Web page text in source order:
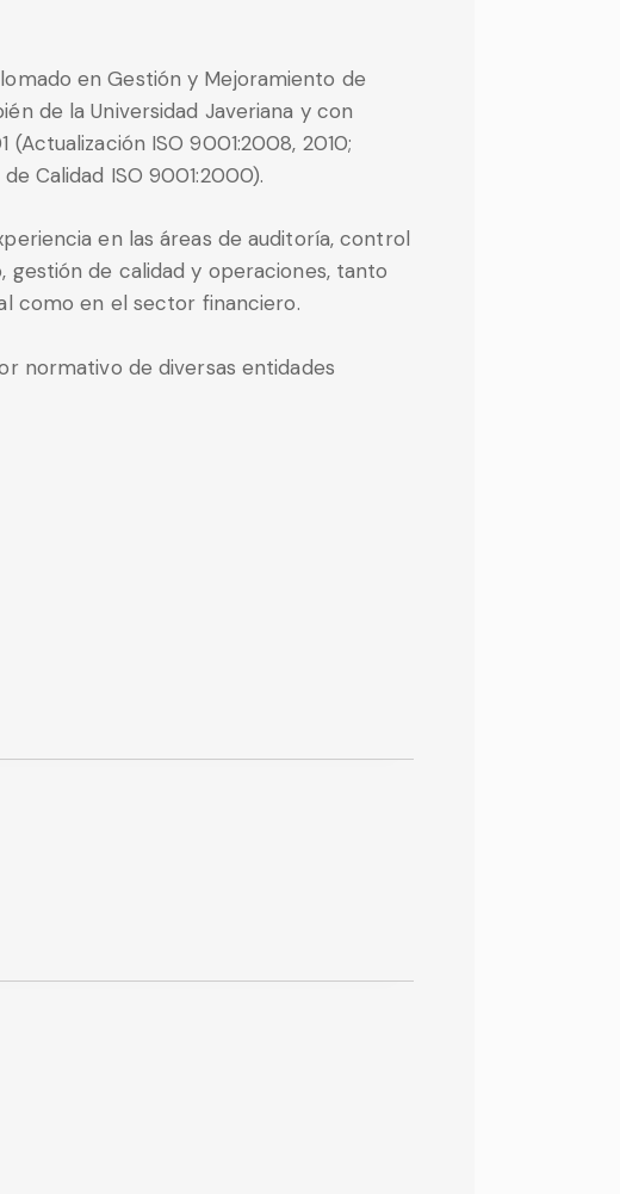
en Gestión y Mejoramiento de
de la Universidad Javeriana y con
(Actualización ISO 9001:2008, 2010;
Calidad ISO 9001:2000).
en las áreas de auditoría, control
gestión de calidad y operaciones, tanto
como en el sector financiero.
normativo de diversas entidades